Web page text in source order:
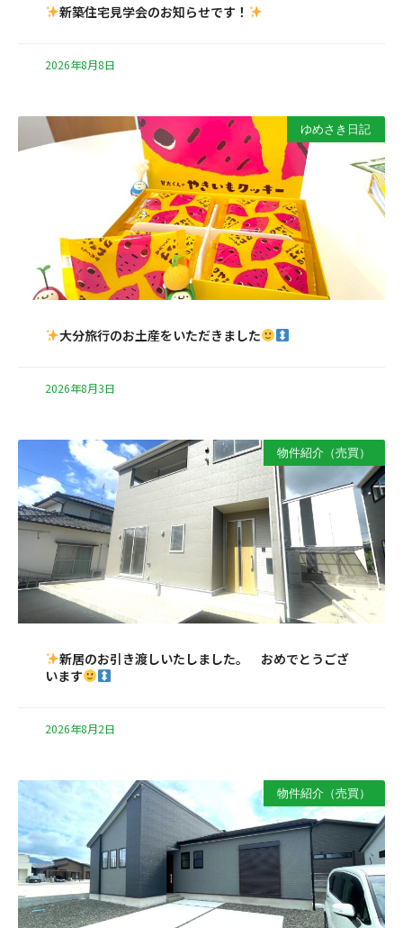
新築住宅見学会のお知らせです！
2026年8月8日
ゆめさき日記
大分旅行のお土産をいただきました
2026年8月3日
物件紹介（売買）
新居のお引き渡しいたしました。 おめでとうござ
います
2026年8月2日
物件紹介（売買）